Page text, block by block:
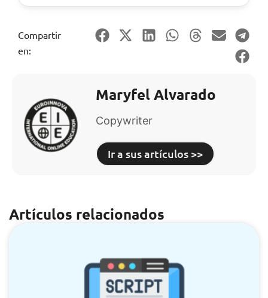
Compartir
en:
Maryfel Alvarado
Copywriter
Ir a sus artículos >>
Artículos relacionados